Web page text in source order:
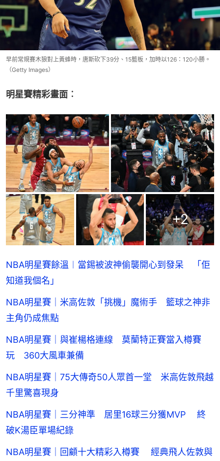
早前常規賽木狼對上黃蜂時，唐斯砍下39分、15籃板，加時以126：120小勝。
（Getty Images）
明星賽精彩畫面︰
+2
NBA明星賽餘溫︱當錫被波神偷襲開心到發呆 「佢
知道我個名」
NBA明星賽｜米高佐敦「挑機」魔術手 籃球之神非
主角仍成焦點
NBA明星賽｜與崔楊格連線 莫蘭特正賽當入樽賽
玩 360大風車兼備
NBA明星賽｜75大傳奇50人眾首一堂 米高佐敦飛越
千里驚喜現身
NBA明星賽｜三分神準 居里16球三分獲MVP 終
破K湯臣單場紀錄
NBA明星賽｜回顧十大精彩入樽賽 經典飛人佐敦與